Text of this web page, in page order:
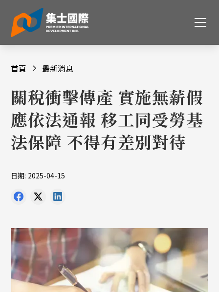
首頁 最新消息
關稅衝擊傳產 實施無薪假
應依法通報 移工同受勞基
法保障 不得有差別對待
日期: 2025-04-15